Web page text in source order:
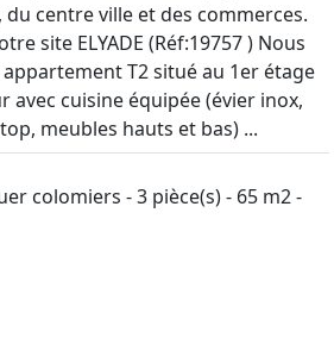
du centre ville et des commerces.
site ELYADE (Réf:19757 ) Nous
T2 situé au 1er étage
avec cuisine équipée (évier inox,
meubles hauts et bas) ...